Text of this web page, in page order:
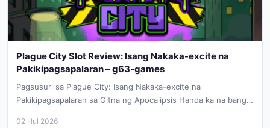
Plague City Slot Review: Isang Nakaka-excite na
Pakikipagsapalaran – g63-games
Pagsusuri sa Plague City: Isang Nakaka-excite na
Pakikipagsapalaran sa Gitna ng Apocalipsis Handa ka na bang
02 Hul 2026